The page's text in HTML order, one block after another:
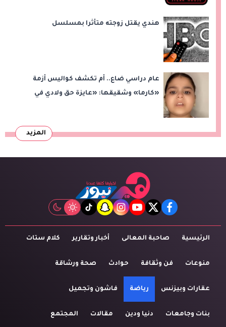
هندي يقتل زوجته متأثرا بمسلسل
عام دراسي ضاع.. أم تكشف كواليس أزمة
«كارما» وشقيقها: «عايزة حق ولادي في
المزيد
facebook
twitter
youtube
instagram
snapchat
tiktok
الرئيسية صاحبة المعالى أخبار وتقارير كلام ستات
منوعات فن وثقافة حوادث صحة ورشاقة
عقارات وبيزنس رياضة فاشون وتجميل
بنات وجامعات دنيا ودين مقالات المجتمع